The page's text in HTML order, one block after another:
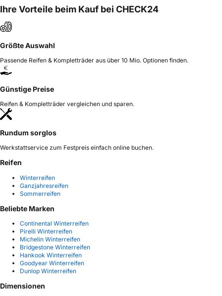
Ihre Vorteile beim Kauf bei CHECK24
Größte Auswahl
Passende Reifen & Kompletträder aus über 10 Mio. Optionen finden.
Günstige Preise
Reifen & Kompletträder vergleichen und sparen.
Rundum sorglos
Werkstattservice zum Festpreis einfach online buchen.
Reifen
Winterreifen
Ganzjahresreifen
Sommerreifen
Beliebte Marken
Continental Winterreifen
Pirelli Winterreifen
Michelin Winterreifen
Bridgestone Winterreifen
Hankook Winterreifen
Goodyear Winterreifen
Dunlop Winterreifen
Dimensionen